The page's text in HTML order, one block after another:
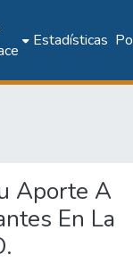
Estadísticas
Aporte A
En La